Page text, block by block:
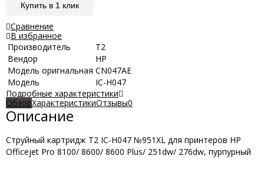
Купить в 1 клик
Сравнение
В избранное
Производитель
Т2
Вендор
HP
Модель оригнальная CN047AE
Модель
IC-H047
Подробные характеристики
ОбзорХарактеристикиОтзывы0
Описание
Струйный картридж T2 IC-H047 №951XL для принтеров HP
Officejet Pro 8100/ 8600/ 8600 Plus/ 251dw/ 276dw, пурпурный